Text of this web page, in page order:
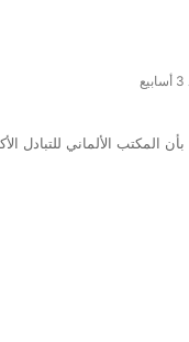
المكتب الألماني للتبادل